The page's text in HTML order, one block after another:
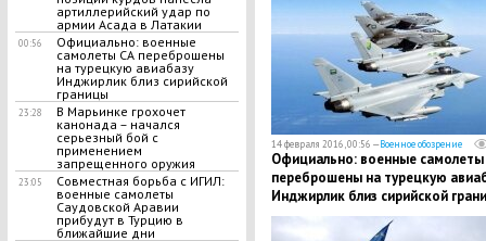
артиллерийский удар по
армии Асада в Латакии
00:56
Официально: военные
самолеты СА переброшены
на турецкую авиабазу
Инджирлик близ сирийской
границы
23:28
В Марьинке грохочет
канонада – начался
серьезный бой с
применением
запрещенного оружия
23:05
Совместная борьба с ИГИЛ:
военные самолеты
Саудовской Аравии
прибудут в Турцию в
ближайшие дни
14 февраля 2016, 00:56 —Военное обозрение
Официально: военные
переброшены на турецкую
Инджирлик близ сирийской